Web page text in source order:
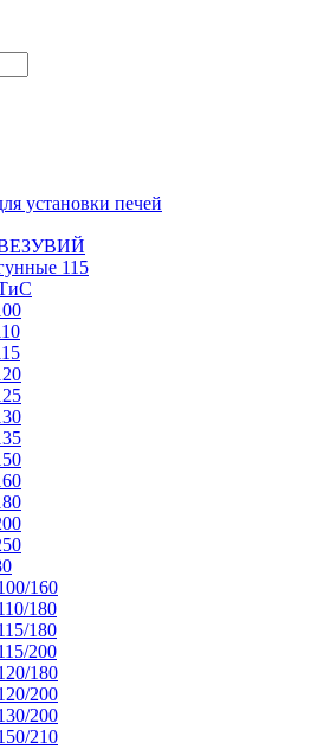
установки печей
ВЕЗУВИЙ
115
160
180
180
200
180
200
200
210